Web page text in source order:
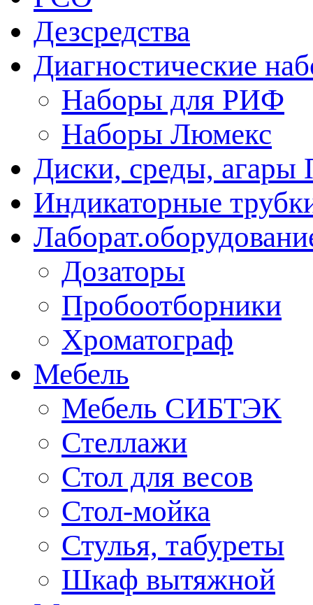
Дезсредства
Диагностические
Наборы для РИФ
Наборы Люмекс
Диски, среды, агары
Индикаторные
Дозаторы
Пробоотборники
Хроматограф
Мебель
Мебель СИБТЭК
Стеллажи
Стол для весов
Стол-мойка
Стулья, табуреты
Шкаф вытяжной